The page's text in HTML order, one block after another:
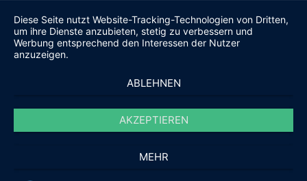
Diese Seite nutzt Website-Tracking-Technologien von Dritten,
um ihre Dienste anzubieten, stetig zu verbessern und
Werbung entsprechend den Interessen der Nutzer
anzuzeigen.
ABLEHNEN
AKZEPTIEREN
MEHR